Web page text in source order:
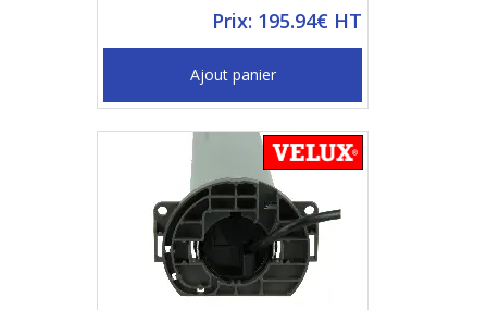
Prix: 195.94€ HT
Ajout panier